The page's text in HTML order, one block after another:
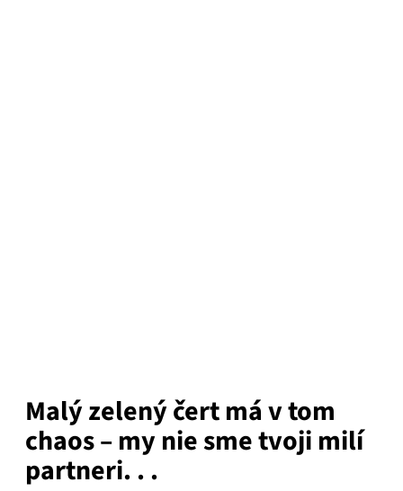
Malý zelený čert má v tom
chaos – my nie sme tvoji milí
partneri. . .